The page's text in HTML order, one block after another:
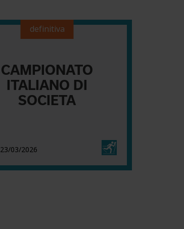
definitiva
CAMPIONATO
ITALIANO DI
SOCIETA
23/03/2026